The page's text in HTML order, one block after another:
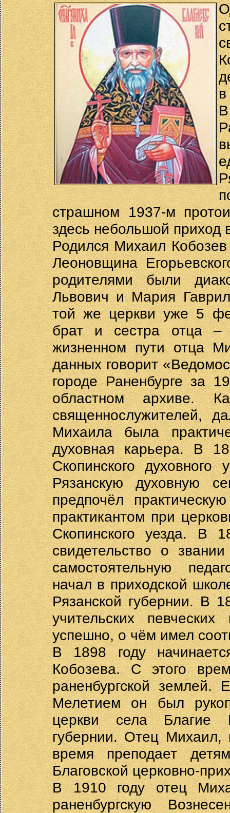
страшном 1937-м
здесь небольшой приход
Родился Михаил
Леоновщина
родителями были
Львович и Мария
той же церкви уже 5
брат и сестра отца
жизненном пути отца
данных говорит
городе Раненбурге за
областном архиве.
священнослужителей,
Михаила была
духовная карьера. В
Скопинского
Рязанскую духовную
предпочёл
практикантом при
Скопинского уезда. В
свидетельство о
самостоятельную
начал в приходской
Рязанской губернии. В
учительских
успешно, о чём имел
В 1898 году
Кобозева. С этого
раненбургской землей.
Мелетием он был
церкви села Благие
губернии. Отец
время преподает
Благовской церковно-
В 1910 году отец
раненбургскую